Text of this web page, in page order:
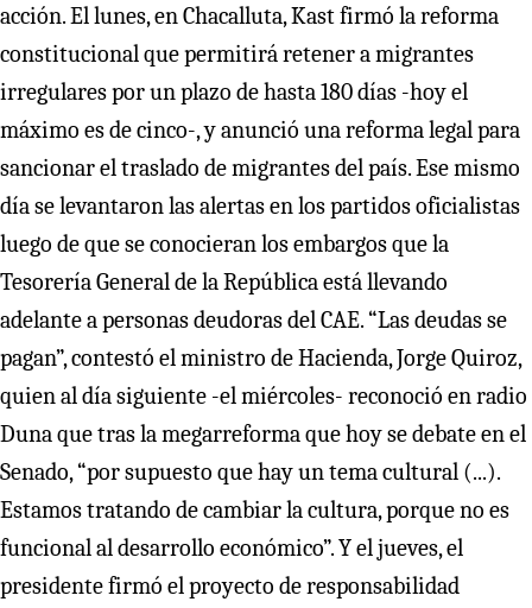
acción. El lunes, en Chacalluta, Kast firmó la reforma
constitucional que permitirá retener a migrantes
irregulares por un plazo de hasta 180 días -hoy el
máximo es de cinco-, y anunció una reforma legal para
sancionar el traslado de migrantes del país. Ese mismo
día se levantaron las alertas en los partidos oficialistas
luego de que se conocieran los embargos que la
Tesorería General de la República está llevando
adelante a personas deudoras del CAE. “Las deudas se
pagan”, contestó el ministro de Hacienda, Jorge Quiroz,
quien al día siguiente -el miércoles- reconoció en radio
Duna que tras la megarreforma que hoy se debate en el
Senado, “por supuesto que hay un tema cultural (...).
Estamos tratando de cambiar la cultura, porque no es
funcional al desarrollo económico”. Y el jueves, el
presidente firmó el proyecto de responsabilidad